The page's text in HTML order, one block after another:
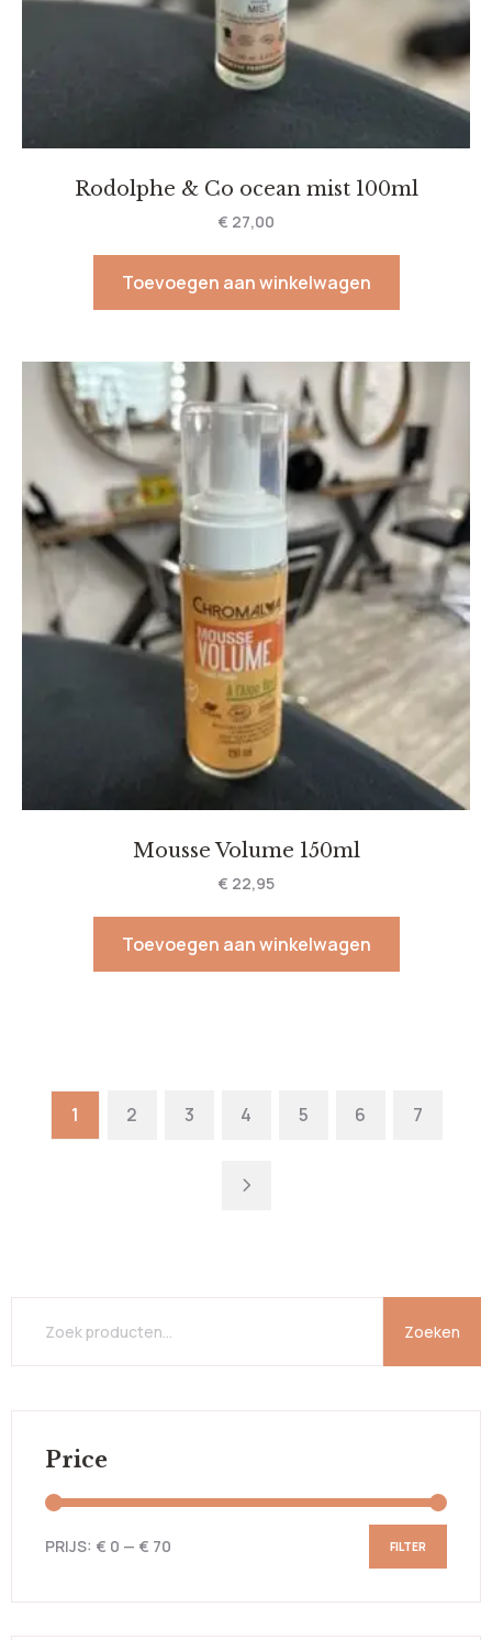
Rodolphe & Co ocean mist 100ml
€ 27,00
Toevoegen aan winkelwagen
Mousse Volume 150ml
€ 22,95
Toevoegen aan winkelwagen
1 2 3 4 5 6 7
Zoeken
Price
FILTER
PRIJS: € 0 — € 70